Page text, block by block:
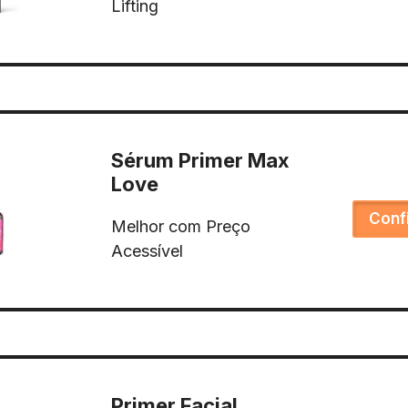
Lifting
Sérum Primer Max
Love
Melhor com Preço
Acessível